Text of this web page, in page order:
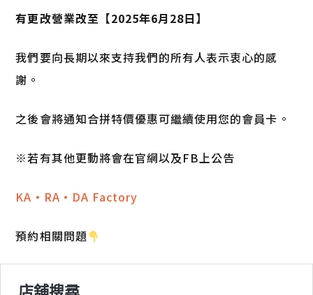
有更改營業改至【2025年6月28日】
我們要向長期以來支持我們的所有人表示衷心的感
謝。
之後會將通知合拼特價優惠可繼續使用您的會員卡。
※若有其他更動將會在官網以及FB上公告
KA·RA·DA Factory
預約相關問題